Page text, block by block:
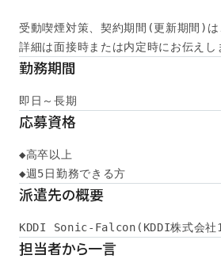
受動喫煙対策、契約期間(更新期間)
詳細は面接時または内定時にお伝えし
勤務期間
即日～長期
応募資格
◆高卒以上
◆週5日勤務できる方
派遣先の概要
KDDI Sonic-Falcon(KDDI株式会社
担当者から一言